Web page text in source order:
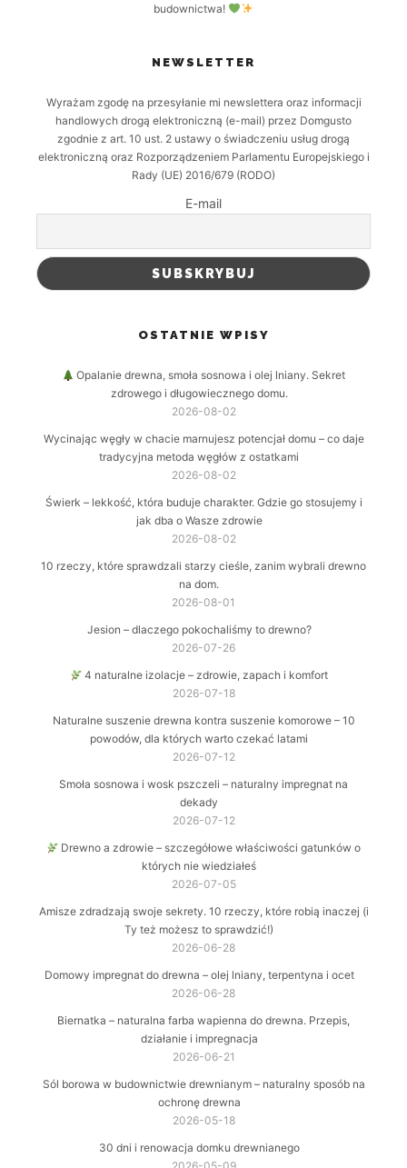
budownictwa!
NEWSLETTER
Wyrażam zgodę na przesyłanie mi newslettera oraz informacji
handlowych drogą elektroniczną (e-mail) przez Domgusto
zgodnie z art. 10 ust. 2 ustawy o świadczeniu usług drogą
elektroniczną oraz Rozporządzeniem Parlamentu Europejskiego i
Rady (UE) 2016/679 (RODO)
E-mail
OSTATNIE WPISY
Opalanie drewna, smoła sosnowa i olej lniany. Sekret
zdrowego i długowiecznego domu.
2026-08-02
Wycinając węgły w chacie marnujesz potencjał domu – co daje
tradycyjna metoda węgłów z ostatkami
2026-08-02
Świerk – lekkość, która buduje charakter. Gdzie go stosujemy i
jak dba o Wasze zdrowie
2026-08-02
10 rzeczy, które sprawdzali starzy cieśle, zanim wybrali drewno
na dom.
2026-08-01
Jesion – dlaczego pokochaliśmy to drewno?
2026-07-26
4 naturalne izolacje – zdrowie, zapach i komfort
2026-07-18
Naturalne suszenie drewna kontra suszenie komorowe – 10
powodów, dla których warto czekać latami
2026-07-12
Smoła sosnowa i wosk pszczeli – naturalny impregnat na
dekady
2026-07-12
Drewno a zdrowie – szczegółowe właściwości gatunków o
których nie wiedziałeś
2026-07-05
Amisze zdradzają swoje sekrety. 10 rzeczy, które robią inaczej (i
Ty też możesz to sprawdzić!)
2026-06-28
Domowy impregnat do drewna – olej lniany, terpentyna i ocet
2026-06-28
Biernatka – naturalna farba wapienna do drewna. Przepis,
działanie i impregnacja
2026-06-21
Sól borowa w budownictwie drewnianym – naturalny sposób na
ochronę drewna
2026-05-18
30 dni i renowacja domku drewnianego